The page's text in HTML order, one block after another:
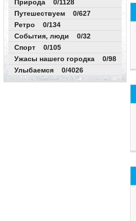
Природа 0/1128
Путешествуем 0/627
Ретро 0/134
События, люди 0/32
Спорт 0/105
Ужасы нашего городка 0/98
Улыбаемся 0/4026